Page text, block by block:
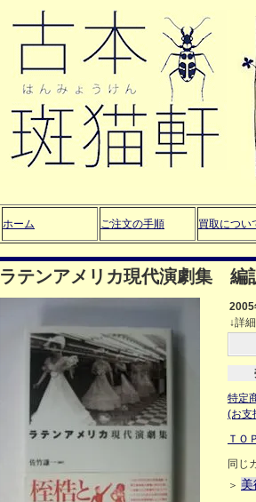
ホーム ご注文の手順 買取につい
ラテンアメリカ現代演劇集
↓詳
特定
(お支
ＴＯ
同じ
＞